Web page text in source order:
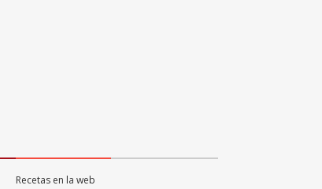
Recetas en la web